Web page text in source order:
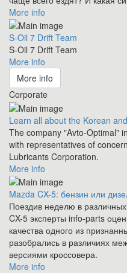
More info
S-Oil 7 Drift Team
S-Oil 7 Drift Team
More info
More info
Corporate
Learn all about the Korean
The company "Avto-Optimal"
with representatives of
Lubricants Corporation.
More info
Mazda CX-5: бензин или
Поездив неделю в
CX-5 эксперты info-parts
качества одного из
разобрались в различиях
версиями кроссовера.
More info